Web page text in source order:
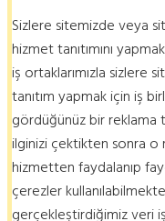
Sizlere sitemizde veya
hizmet tanıtımını
iş ortaklarımızla sizlere
tanıtım yapmak için iş
gördüğünüz bir reklama
ilginizi çektikten sonra
hizmetten faydalanıp
çerezler
gerçekleştirdiğimiz veri